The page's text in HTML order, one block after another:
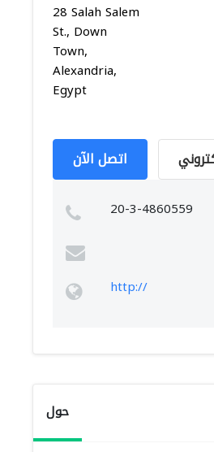
28 Salah Salem
St., Down
Town,
Alexandria,
Egypt
اتصل الآن
20-3-4860559
http://
حول